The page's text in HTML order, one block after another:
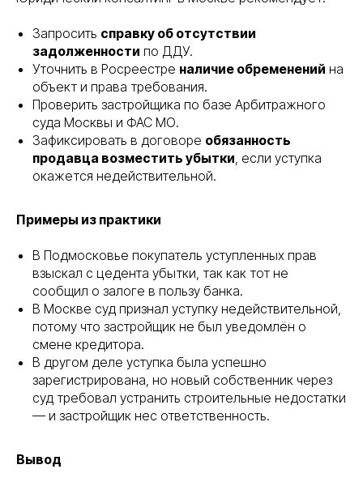
Запросить справку об отсутствии
задолженности по ДДУ.
Уточнить в Росреестре наличие обременений на
объект и права требования.
Проверить застройщика по базе Арбитражного
суда Москвы и ФАС МО.
Зафиксировать в договоре обязанность
продавца возместить убытки, если уступка
окажется недействительной.
Примеры из практики
В Подмосковье покупатель уступленных прав
взыскал с цедента убытки, так как тот не
сообщил о залоге в пользу банка.
В Москве суд признал уступку недействительной,
потому что застройщик не был уведомлён о
смене кредитора.
В другом деле уступка была успешно
зарегистрирована, но новый собственник через
суд требовал устранить строительные недостатки
— и застройщик нес ответственность.
Вывод